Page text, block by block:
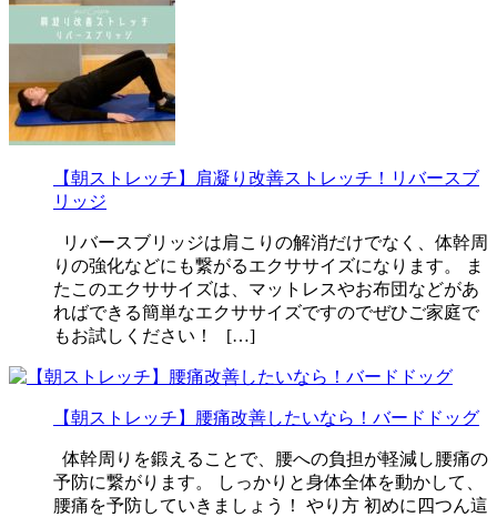
【朝ストレッチ】肩凝り改善ストレッチ！リバースブ
リッジ
リバースブリッジは肩こりの解消だけでなく、体幹周
りの強化などにも繋がるエクササイズになります。 ま
たこのエクササイズは、マットレスやお布団などがあ
ればできる簡単なエクササイズですのでぜひご家庭で
もお試しください！ […]
【朝ストレッチ】腰痛改善したいなら！バードドッグ
体幹周りを鍛えることで、腰への負担が軽減し腰痛の
予防に繋がります。 しっかりと身体全体を動かして、
腰痛を予防していきましょう！ やり方 初めに四つん這